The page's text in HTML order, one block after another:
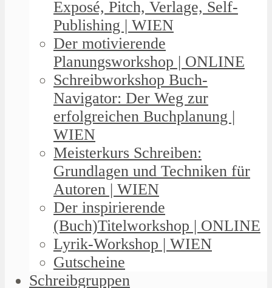
Exposé, Pitch, Verlage, Self-
Publishing | WIEN
Der motivierende
Planungsworkshop | ONLINE
Schreibworkshop Buch-
Navigator: Der Weg zur
erfolgreichen Buchplanung |
WIEN
Meisterkurs Schreiben:
Grundlagen und Techniken für
Autoren | WIEN
Der inspirierende
(Buch)Titelworkshop | ONLINE
Lyrik-Workshop | WIEN
Gutscheine
Schreibgruppen